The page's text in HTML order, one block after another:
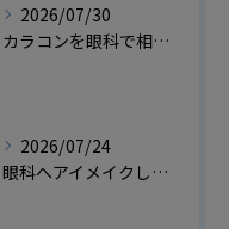
2026/07/30
カラコンを眼科で相談するときはなんて言えばいい？受付や診察の例文付き
2026/07/24
眼科へアイメイクしたままで受診はOK？落とす範囲と最速対処で安心